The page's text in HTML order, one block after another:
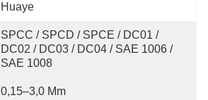
Huaye
SPCC / SPCD / SPCE / DC01 /
DC02 / DC03 / DC04 / SAE 1006 /
SAE 1008
0,15–3,0 Mm